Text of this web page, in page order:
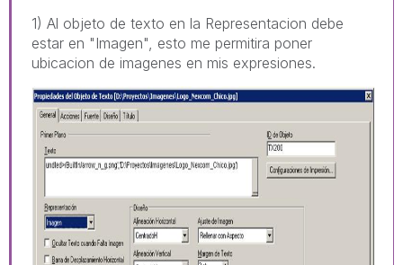
1) Al objeto de texto en la Representacion debe
estar en "Imagen", esto me permitira poner
ubicacion de imagenes en mis expresiones.